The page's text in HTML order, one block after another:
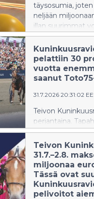
täysosumia,
neljään
illan suurimmat
pelattiin 30
vuotta
saanut
31.7.2026 20:31:02
Teivon
perjantaina.
pelivaihto kasvoi
peräti 30
Kuninkuusravien
verrattuna.
Teivon
31.7.–2.8.
miljoonaa
Tässä ovat
pelivoitot